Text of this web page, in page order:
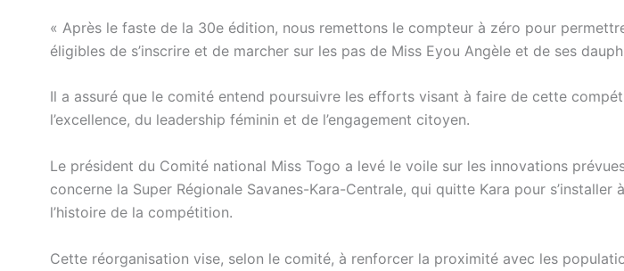
« Après le faste de la 30e édition, nous remettons le compteur à zéro pour
éligibles de s’inscrire et de marcher sur les pas de Miss Eyou Angèle et de ses
Il a assuré que le comité entend poursuivre les efforts visant à faire de cette
l’excellence, du leadership féminin et de l’engagement citoyen.
Le président du Comité national Miss Togo a levé le voile sur les innovations
concerne la Super Régionale Savanes-Kara-Centrale, qui quitte Kara pour s’installer
l’histoire de la compétition.
Cette réorganisation vise, selon le comité, à renforcer la proximité avec les